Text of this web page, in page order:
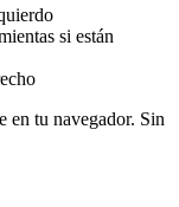
si están
en tu navegador. Sin